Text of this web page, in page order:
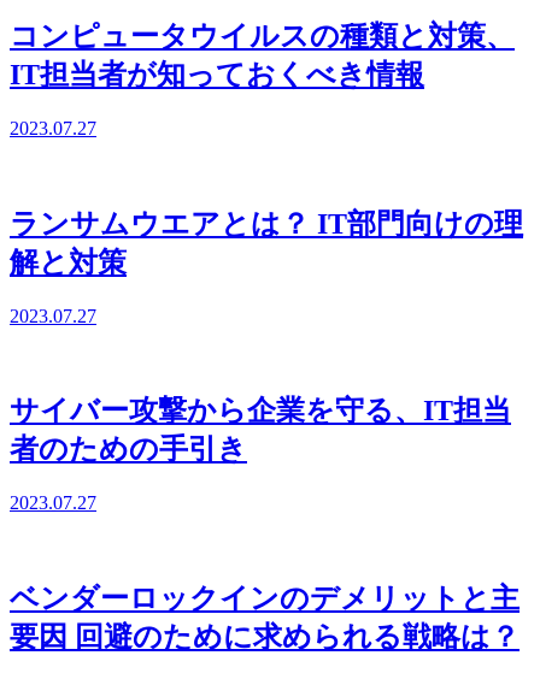
コンピュータウイルスの種類と対策、
IT担当者が知っておくべき情報
2023.07.27
ランサムウエアとは？ IT部門向けの理
解と対策
2023.07.27
サイバー攻撃から企業を守る、IT担当
者のための手引き
2023.07.27
ベンダーロックインのデメリットと主
要因 回避のために求められる戦略は？